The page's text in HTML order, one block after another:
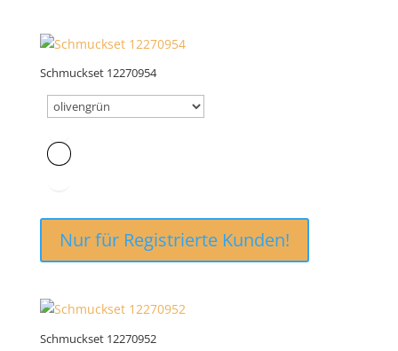
Schmuckset 12270954
Nur für Registrierte Kunden!
Schmuckset 12270952